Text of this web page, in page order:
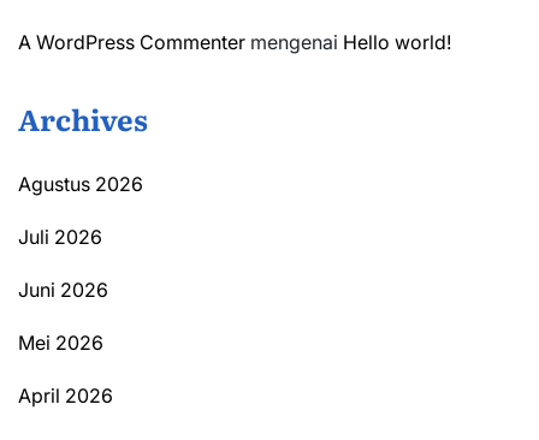
A WordPress Commenter mengenai Hello world!
Archives
Agustus 2026
Juli 2026
Juni 2026
Mei 2026
April 2026